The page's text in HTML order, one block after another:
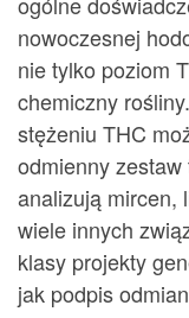
nowoczesnej
nie tylko poziom
chemiczny
stężeniu THC
odmienny
analizują mircen,
wiele innych
klasy projekty
jak podpis